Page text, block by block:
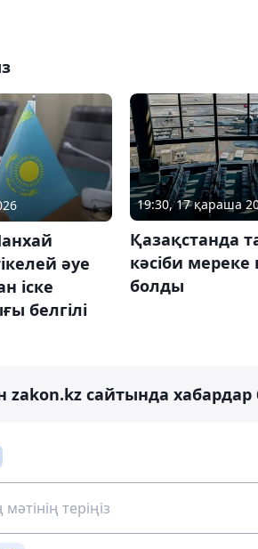
әуе
іске
белгілі
19:30, 17 қараша
Қазақстанда
кәсіби мереке
болды
сайтында